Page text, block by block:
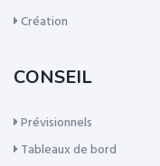
Création
CONSEIL
Prévisionnels
Tableaux de bord